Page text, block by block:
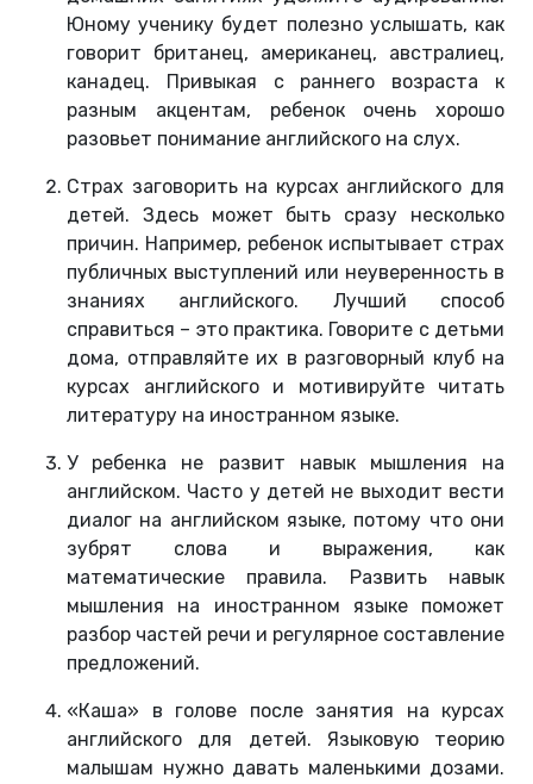
Юному ученику будет полезно услышать, как
говорит британец, американец, австралиец,
канадец. Привыкая с раннего возраста к
разным акцентам, ребенок очень хорошо
разовьет понимание английского на слух.
Страх заговорить на курсах английского для
детей. Здесь может быть сразу несколько
причин. Например, ребенок испытывает страх
публичных выступлений или неуверенность в
знаниях английского. Лучший способ
справиться – это практика. Говорите с детьми
дома, отправляйте их в разговорный клуб на
курсах английского и мотивируйте читать
литературу на иностранном языке.
У ребенка не развит навык мышления на
английском. Часто у детей не выходит вести
диалог на английском языке, потому что они
зубрят слова и выражения, как
математические правила. Развить навык
мышления на иностранном языке поможет
разбор частей речи и регулярное составление
предложений.
«Каша» в голове после занятия на курсах
английского для детей. Языковую теорию
малышам нужно давать маленькими дозами.